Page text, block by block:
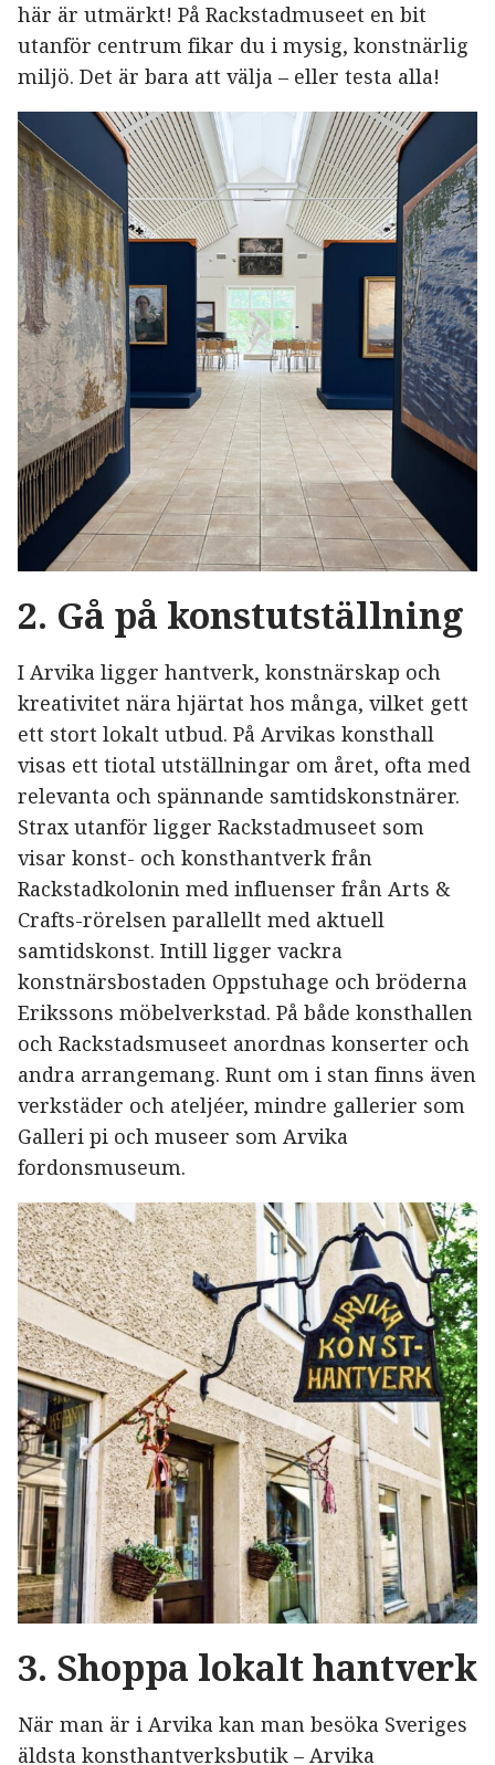
här är utmärkt! På Rackstadmuseet en bit
utanför centrum fikar du i mysig, konstnärlig
miljö. Det är bara att välja – eller testa alla!
2. Gå på konstutställning
I Arvika ligger hantverk, konstnärskap och
kreativitet nära hjärtat hos många, vilket gett
ett stort lokalt utbud. På Arvikas konsthall
visas ett tiotal utställningar om året, ofta med
relevanta och spännande samtidskonstnärer.
Strax utanför ligger Rackstadmuseet som
visar konst- och konsthantverk från
Rackstadkolonin med influenser från Arts &
Crafts-rörelsen parallellt med aktuell
samtidskonst. Intill ligger vackra
konstnärsbostaden Oppstuhage och bröderna
Erikssons möbelverkstad. På både konsthallen
och Rackstadsmuseet anordnas konserter och
andra arrangemang. Runt om i stan finns även
verkstäder och ateljéer, mindre gallerier som
Galleri pi och museer som Arvika
fordonsmuseum.
3. Shoppa lokalt hantverk
När man är i Arvika kan man besöka Sveriges
äldsta konsthantverksbutik – Arvika